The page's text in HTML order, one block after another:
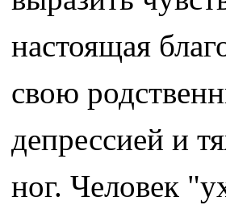
настоящая
свою
депрессией и
ног. Человек